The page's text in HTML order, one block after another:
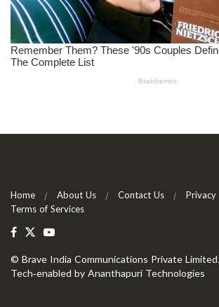
Home About Us Contact Us
Privacy
Terms of Services
© Brave India Communications Private Limited.
Tech-enabled by Ananthapuri Technologies